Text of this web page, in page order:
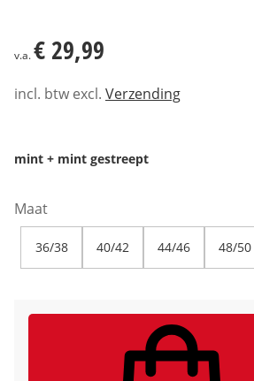
€ 29,99
v.a.€ 29,99
incl. btw excl. Verzending
mint + mint gestreept
Maat
36/38 40/42 44/46 48/50